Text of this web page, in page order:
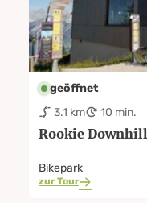
geöffnet
3.1 km
10 min.
Rookie
Bikepark
zur Tour